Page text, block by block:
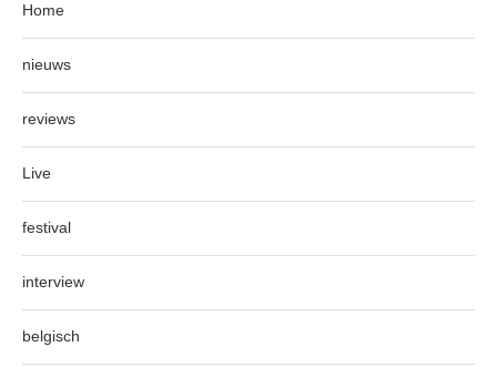
Home
nieuws
reviews
Live
festival
interview
belgisch